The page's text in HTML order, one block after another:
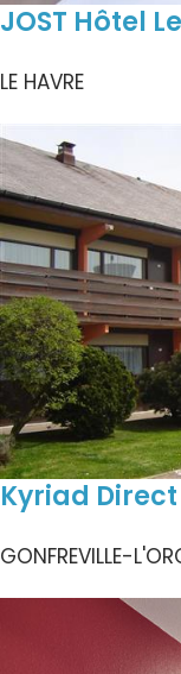
JOST Hôtel
LE HAVRE
Kyriad
GONFREVILLE-